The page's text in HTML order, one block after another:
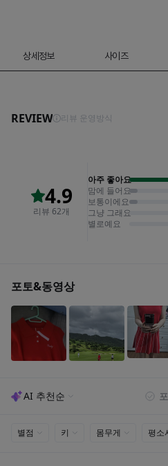
상세정보 사이즈